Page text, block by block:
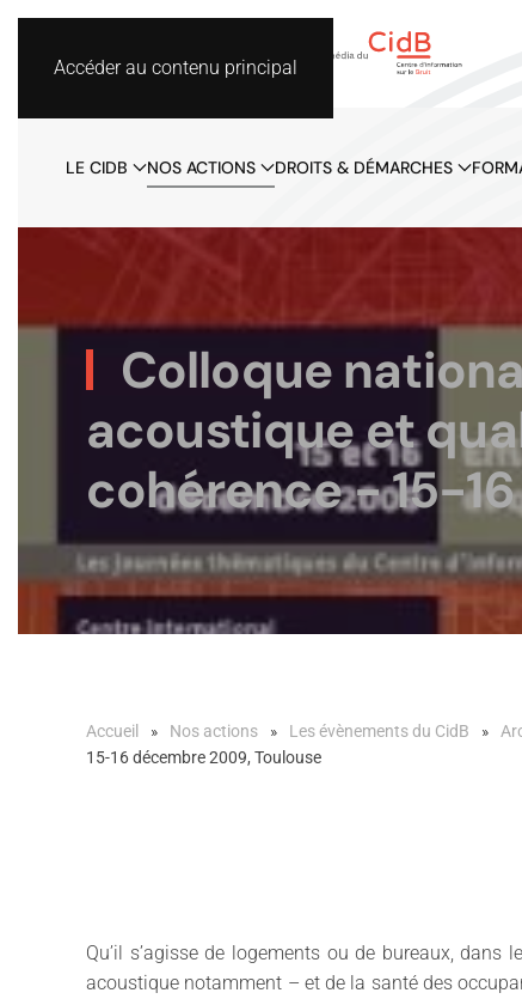
Accéder au contenu principal
LE CIDB NOS ACTIONS DROITS & DÉMARCHES
Colloque
acoustique et
cohérence - 15-
Accueil Nos actions Les évènements du CidB
15-16 décembre 2009, Toulouse
Qu’il s’agisse de logements ou de bureaux,
acoustique notamment – et de la santé des